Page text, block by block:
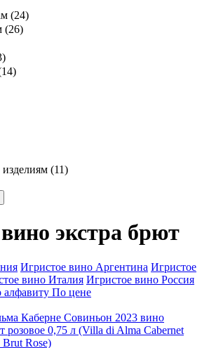
(24)
(26)
)
14)
(11)
экстра брют
Игристое вино Аргентина Игристое
вино Италия Игристое вино Россия
алфавиту По цене